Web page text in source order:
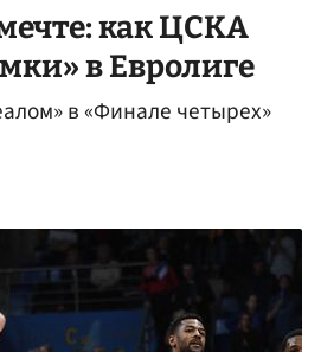
как ЦСКА
в Евролиге
в «Финале четырех»